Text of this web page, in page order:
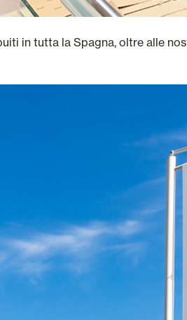
in tutta la Spagna, oltre alle